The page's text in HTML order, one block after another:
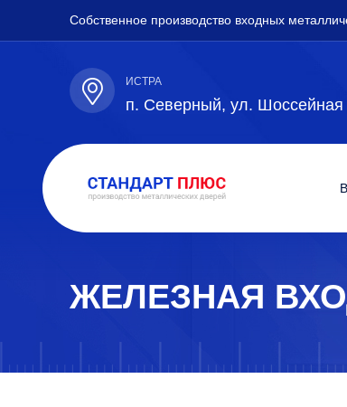
Собственное производство входных
ИСТРА
п. Северный, ул.
ЖЕЛЕЗНАЯ